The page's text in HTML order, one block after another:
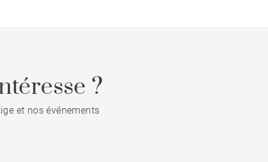
?
et nos événements